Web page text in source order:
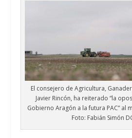
El consejero de Agricultura,
Javier Rincón, ha reiterado “la
Gobierno Aragón a la futura PAC” al
Foto: Fabián Simón